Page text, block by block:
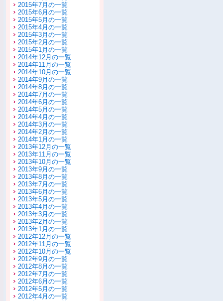
2015年7月の一覧
2015年6月の一覧
2015年5月の一覧
2015年4月の一覧
2015年3月の一覧
2015年2月の一覧
2015年1月の一覧
2014年12月の一覧
2014年11月の一覧
2014年10月の一覧
2014年9月の一覧
2014年8月の一覧
2014年7月の一覧
2014年6月の一覧
2014年5月の一覧
2014年4月の一覧
2014年3月の一覧
2014年2月の一覧
2014年1月の一覧
2013年12月の一覧
2013年11月の一覧
2013年10月の一覧
2013年9月の一覧
2013年8月の一覧
2013年7月の一覧
2013年6月の一覧
2013年5月の一覧
2013年4月の一覧
2013年3月の一覧
2013年2月の一覧
2013年1月の一覧
2012年12月の一覧
2012年11月の一覧
2012年10月の一覧
2012年9月の一覧
2012年8月の一覧
2012年7月の一覧
2012年6月の一覧
2012年5月の一覧
2012年4月の一覧